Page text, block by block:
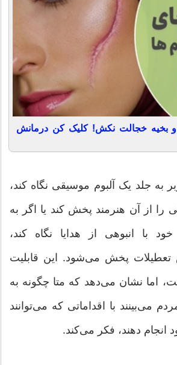
بخیه خجالت نکش! کلیک کن درمانش
به جلد یک آلبوم موسیقی نگاه کند،
را از آن هنرمند پخش کند یا اگر به
با انبوهی از هدایا نگاه کند،
پخش می‌شود. این قابلیت
اما نشان می‌دهد که متا چگونه به
می‌بینند با اقداماتی که می‌توانند
انجام دهند، فکر می‌کند.